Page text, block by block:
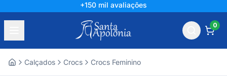
+150 mil avaliações
0
Calçados Crocs Crocs Feminino